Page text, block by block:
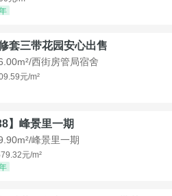
套三带花园安心出售
西街房管局宿舍
元/m²
】峰景里一期
峰景里一期
元/m²